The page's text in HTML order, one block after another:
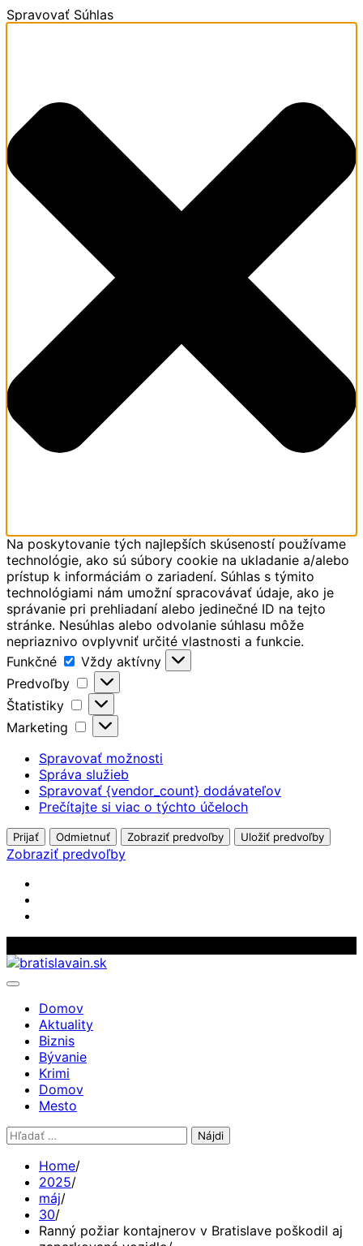
Spravovať Súhlas
Na poskytovanie tých najlepších skúseností používame
technológie, ako sú súbory cookie na ukladanie a/alebo
prístup k informáciám o zariadení. Súhlas s týmito
technológiami nám umožní spracovávať údaje, ako je
správanie pri prehliadaní alebo jedinečné ID na tejto
stránke. Nesúhlas alebo odvolanie súhlasu môže
nepriaznivo ovplyvniť určité vlastnosti a funkcie.
Funkčné
Funkčné
Vždy aktívny
Predvoľby
Predvoľby
Štatistiky
Štatistiky
Marketing
Marketing
Spravovať možnosti
Správa služieb
Spravovať {vendor_count} dodávateľov
Prečítajte si viac o týchto účeloch
Prijať Odmietnuť Zobraziť predvoľby Uložiť predvoľby
Zobraziť predvoľby
Skip
to
Domov
Aktuality
Biznis
Bývanie
Krimi
Domov
Mesto
Hľadať:
Home
2025
máj
30
Ranný požiar kontajnerov v Bratislave poškodil aj